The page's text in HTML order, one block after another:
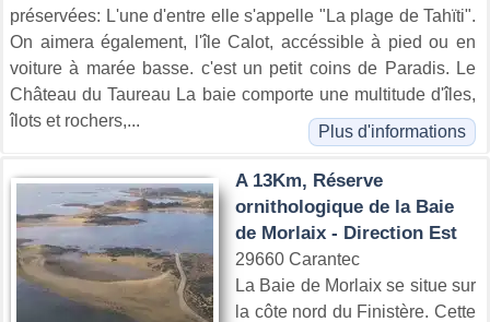
préservées: L'une d'entre elle s'appelle "La plage de Tahïti".
On aimera également, l'île Calot, accéssible à pied ou en
voiture à marée basse. c'est un petit coins de Paradis. Le
Château du Taureau La baie comporte une multitude d'îles,
îlots et rochers,...
Plus d'informations
A 13Km, Réserve
ornithologique de la Baie
de Morlaix - Direction Est
29660 Carantec
La Baie de Morlaix se situe sur
la côte nord du Finistère. Cette